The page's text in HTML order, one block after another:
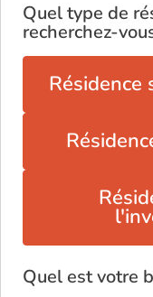
Quel type de
recherchez-
Résidence
Quel est votre